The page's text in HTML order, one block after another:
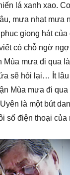
lá xanh xao.
mưa nhạt mưa
giọng hát của
có chỗ ngờ
Mùa mưa đi qua
sẽ hỏi lại… Ít
Mùa mưa đi
là một bút
số điện thoại của